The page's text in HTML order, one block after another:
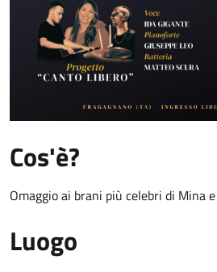
Cos'è?
Omaggio ai brani più celebri di Mina
Luogo